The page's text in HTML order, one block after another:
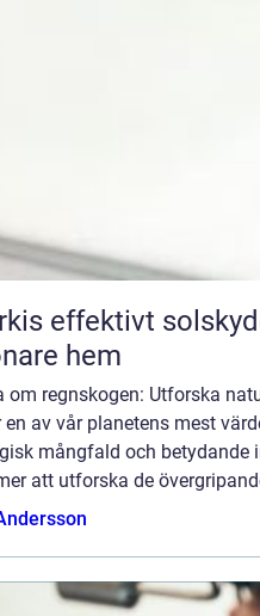
för ett svalare och
hem
om regnskogen: Utforska
en av vår planetens mest
mångfald och betydande
att utforska de